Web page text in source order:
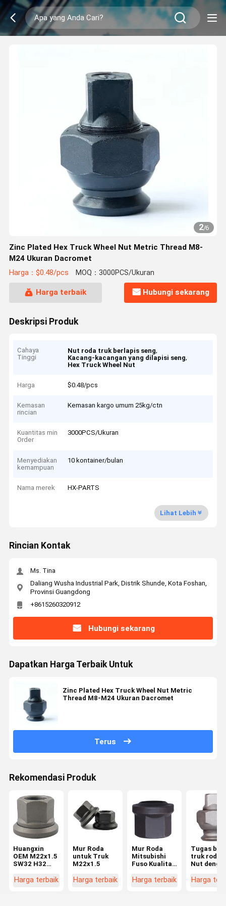
2/6
Zinc Plated Hex Truck Wheel Nut Metric Thread M8-
M24 Ukuran Dacromet
Harga：$0.48/pcs MOQ：3000PCS/Ukuran
Harga terbaik Hubungi sekarang
Deskripsi Produk
Cahaya
Tinggi
Nut roda truk berlapis seng,
Kacang-kacangan yang dilapisi seng,
Hex Truck Wheel Nut
Harga $0.48/pcs
Kemasan
rincian
Kemasan kargo umum 25kg/ctn
Kuantitas min
Order
3000PCS/Ukuran
Menyediakan
kemampuan
10 kontainer/bulan
Nama merek HX-PARTS
Lihat Lebih
Rincian Kontak
Ms. Tina
Daliang Wusha Industrial Park, Distrik Shunde, Kota Foshan,
Provinsi Guangdong
+8615260320912
Hubungi sekarang
Dapatkan Harga Terbaik Untuk
Zinc Plated Hex Truck Wheel Nut Metric
Thread M8-M24 Ukuran Dacromet
Terus
Rekomendasi Produk
Huangxin
OEM M22x1.5
SW32 H32
Nut Bagian
Harga terbaik
Mur Roda
untuk Truk
M22x1.5
Harga terbaik
Mur Roda
Mitsubishi
Fuso Kualitas
dan Baut
Harga terbaik
Tugas
truk roda
Nut
untuk
Harga